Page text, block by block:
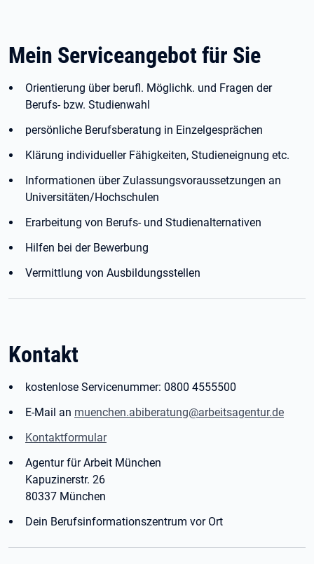
Mein Serviceangebot für Sie
Orientierung über berufl. Möglichk. und Fragen der
Berufs- bzw. Studienwahl
persönliche Berufsberatung in Einzelgesprächen
Klärung individueller Fähigkeiten, Studieneignung etc.
Informationen über Zulassungsvoraussetzungen an
Universitäten/Hochschulen
Erarbeitung von Berufs- und Studienalternativen
Hilfen bei der Bewerbung
Vermittlung von Ausbildungsstellen
Kontakt
kostenlose Servicenummer: 0800 4555500
E-Mail an muenchen.abiberatung@arbeitsagentur.de
Kontaktformular
Agentur für Arbeit München
Kapuzinerstr. 26
80337 München
Dein Berufsinformationszentrum vor Ort